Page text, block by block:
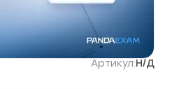
Артикул:Н/Д